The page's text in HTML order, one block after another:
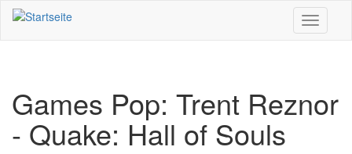
Direkt zum Inhalt
Toggle
Games Pop: Trent Reznor
- Quake: Hall of Souls